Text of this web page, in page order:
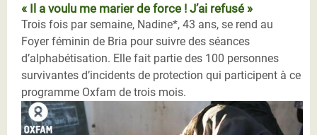
« Il a voulu me marier de force ! J’ai refusé »
Trois fois par semaine, Nadine*, 43 ans, se rend au
Foyer féminin de Bria pour suivre des séances
d’alphabétisation. Elle fait partie des 100 personnes
survivantes d’incidents de protection qui participent à ce
programme Oxfam de trois mois.